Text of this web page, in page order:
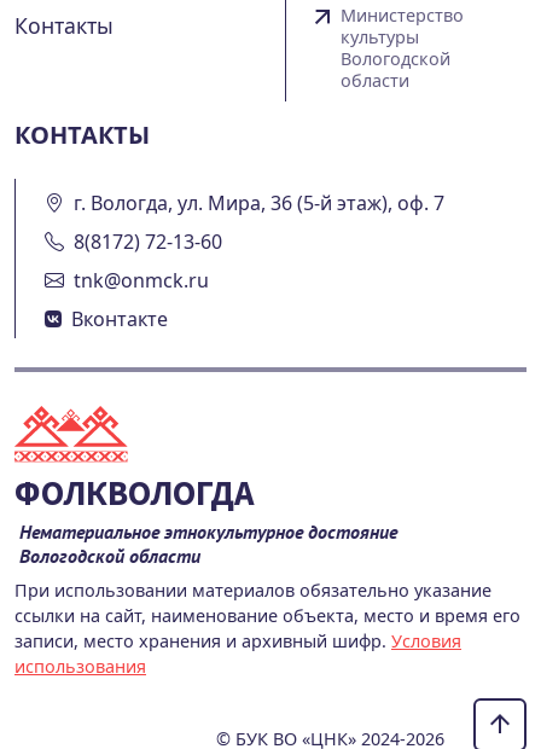
Контакты
Министерство
культуры
Вологодской
области
КОНТАКТЫ
г. Вологда, ул. Мира, 36 (5-й этаж), оф. 7
8(8172) 72-13-60
tnk@onmck.ru
Вконтакте
ФОЛКВОЛОГДА
Нематериальное этнокультурное достояние
Вологодской области
При использовании материалов обязательно указание
ссылки на сайт, наименование объекта, место и время его
записи, место хранения и архивный шифр. Условия
использования
© БУК ВО «ЦНК» 2024-2026